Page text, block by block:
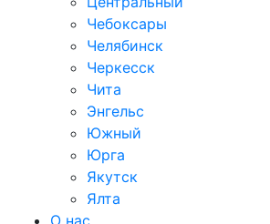
Чебоксары
Челябинск
Черкесск
Чита
Энгельс
Южный
Юрга
Якутск
Ялта
О нас